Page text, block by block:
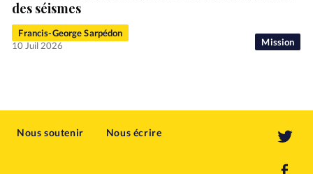
Mission
des séismes
Francis-George Sarpédon
10 Juil 2026
Nous soutenir Nous écrire